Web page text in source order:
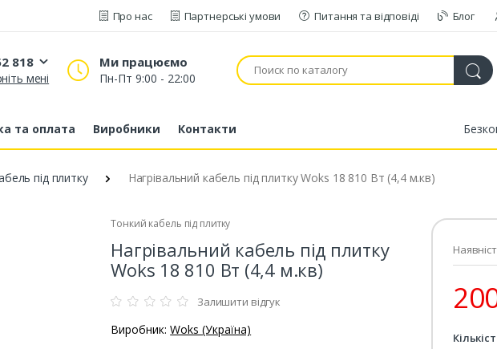
Про нас Партнерські умови Питання та відповіді Блог
818
52 818
63 881
мені
Ми працюємо
Пн-Пт 9:00 - 22:00
та оплата Виробники Контакти
під плитку Нагрівальний кабель під плитку Woks 18 810 Вт (4,4 м.кв)
Тонкий кабель під плитку
Нагрівальний кабель під плитку
Woks 18 810 Вт (4,4 м.кв)
Залишити відгук
Виробник:Woks (Україна)